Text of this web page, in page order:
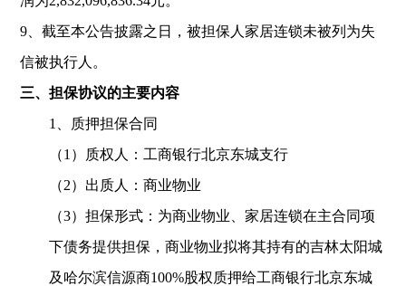
9 、截至本公告披露之日，被担保人家居连锁未被列为失
信被执行人。
三、担保协议的主要内容
1
、质押担保合同
（1 ）质权人：工商银行北京东城支行
（2）出质人：商业物业
（3）担保形式：为商业物业、家居连锁在主合同项
下债务提供担保，商业物业拟将其持有的吉林太阳城
及哈尔滨信源商100%股权质押给工商银行北京东城